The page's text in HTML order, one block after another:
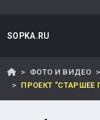
SOPKA.RU
ФОТО И ВИДЕО
ПРОЕКТ "СТАРШЕЕ